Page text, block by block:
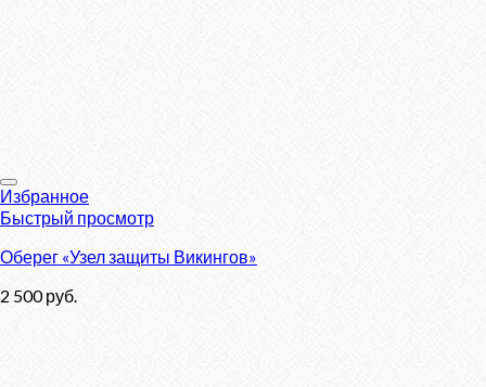
Избранное
Быстрый просмотр
Оберег «Узел защиты Викингов»
2 500руб.